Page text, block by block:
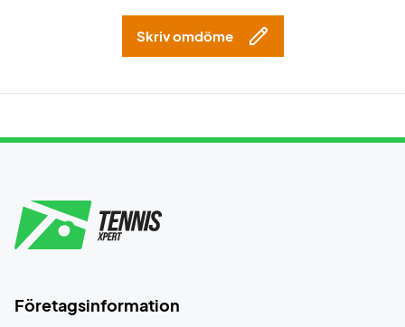
Skriv omdöme
Företagsinformation